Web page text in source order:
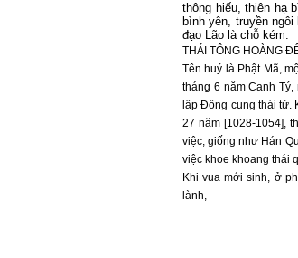
thông hiếu, thiên hạ
bình yên, truyền
đạo Lão là chỗ kém.
THÁI TÔNG HOÀNG
Tên huý là Phật Mã,
tháng 6 năm Canh
lập Đông cung thái tử.
27 năm [1028-1054],
việc, giống như Hán
việc khoe khoang thái
Khi vua mới sinh, ở
lành,